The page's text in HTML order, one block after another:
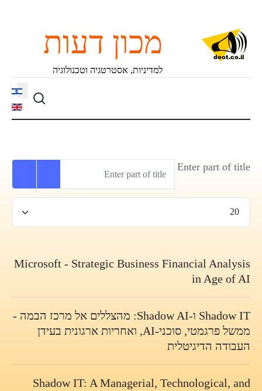
מכון דעות
למדיניות, אסטרטגיה וטכנולוגיה
Enter part of title
הצגת #
Microsoft - Strategic Business Financial Analysis
in Age of AI
Shadow IT ו‑Shadow AI: מהצללים אל מרכז הבמה -
ממשל פרגמטי, סוכני‑AI, ואחריות ארגונית בעידן
העבודה הדיגיטלית
Shadow IT: A Managerial, Technological, and